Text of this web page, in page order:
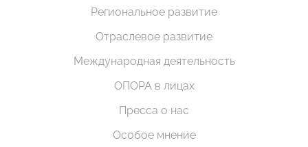
Региональное развитие
Отраслевое развитие
Международная деятельность
ОПОРА в лицах
Пресса о нас
Особое мнение